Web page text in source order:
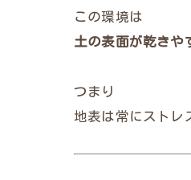
この環境は
土の表面が乾きや
つまり
地表は常にストレ